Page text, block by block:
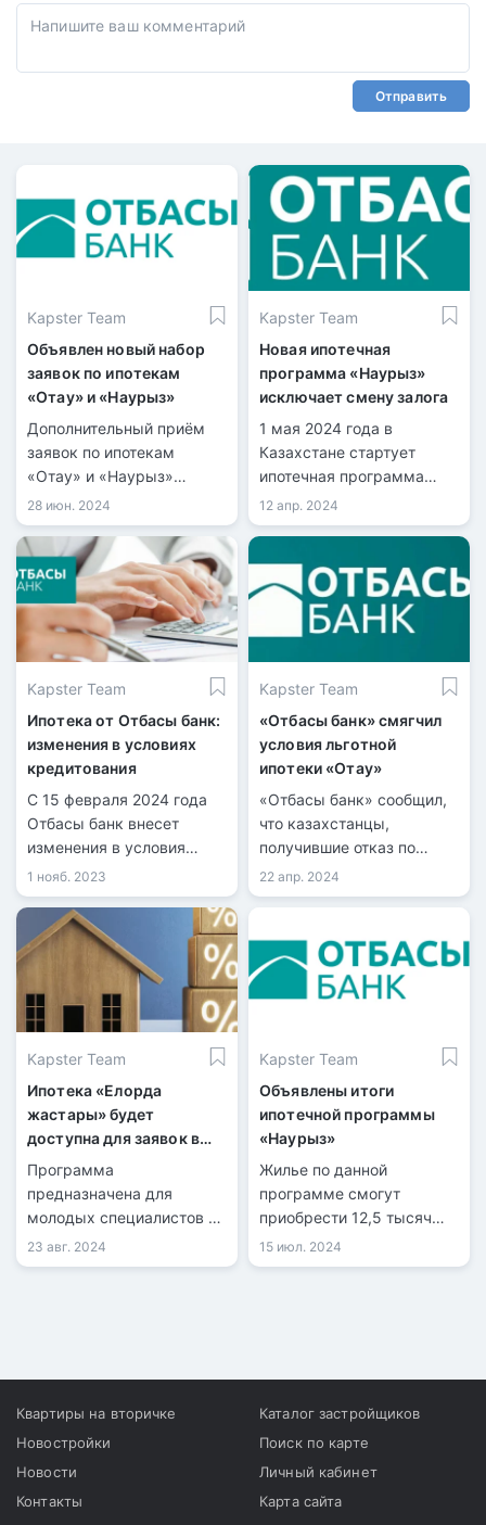
Отправить
Kapster Team
Объявлен новый набор
заявок по ипотекам
«Отау» и «Наурыз»
Дополнительный приём
заявок по ипотекам
«Отау» и «Наурыз»
пройдет с 16 сентября по
1 октября, сообщила глава
Отбасы банка Ляззат
Ибрагимова.
28 июн. 2024
Kapster Team
Новая ипотечная
программа «Наурыз»
исключает смену залога
1 мая 2024 года в
Казахстане стартует
ипотечная программа
«Наурыз» от Отбасы
банка. В организации
особенности программы.
12 апр. 2024
Kapster Team
Ипотека от Отбасы банк:
изменения в условиях
кредитования
С 15 февраля 2024 года
Отбасы банк внесет
изменения в условия
предоставления
популярного
промежуточного займа с
целью поощрения
долгосрочного и
дисциплинированного
накопления средств у
клиентов.
1 нояб. 2023
Kapster Team
«Отбасы банк» смягчил
условия льготной
ипотеки «Отау»
«Отбасы банк» сообщил,
что казахстанцы,
получившие отказ по
программе «Отау» из-за
наличия нежилой
общем жилье, могут
повторно подать заявку.
22 апр. 2024
Kapster Team
Ипотека «Елорда
жастары» будет
доступна для заявок в
сентябре всего на одну
неделю
Программа
предназначена для
молодых специалистов из
различных областей.
23 авг. 2024
Kapster Team
Объявлены итоги
ипотечной программы
«Наурыз»
Жилье по данной
программе смогут
приобрести 12,5 тысяч
казахстанцев.
15 июл. 2024
Квартиры на вторичке
Новостройки
Новости
Контакты
Каталог застройщиков
Поиск по карте
Личный кабинет
Карта сайта